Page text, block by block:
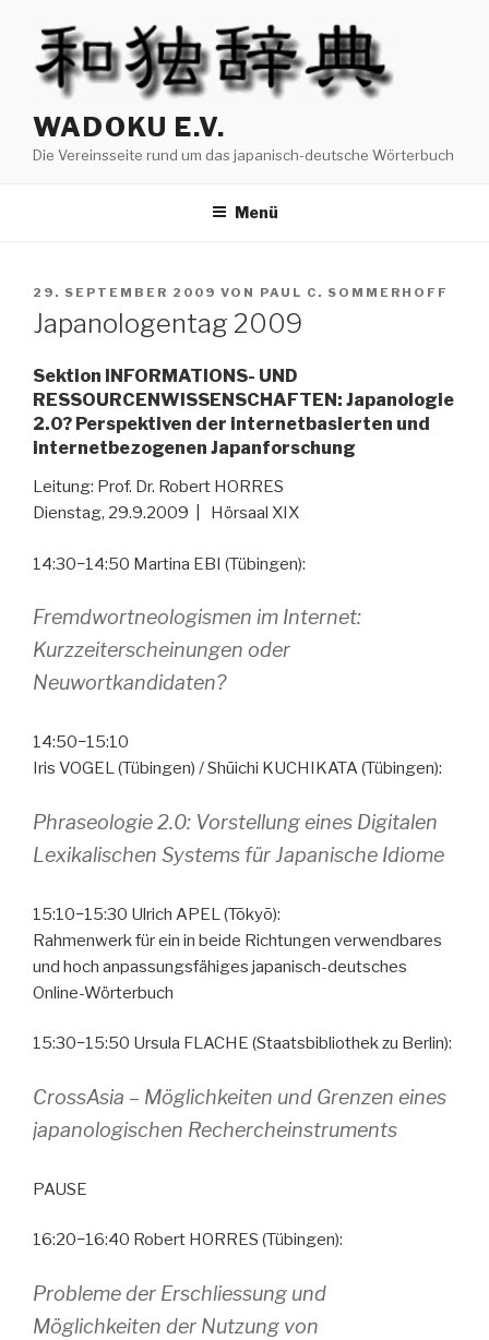
springen
WADOKU E.V.
Die Vereinsseite rund um das japanisch-deutsche Wörterbuch
Menü
VERÖFFENTLICHT
AM
29. SEPTEMBER 2009 VON PAUL C. SOMMERHOFF
Japanologentag 2009
Sektion INFORMATIONS- UND
RESSOURCENWISSENSCHAFTEN: Japanologie
2.0? Perspektiven der internetbasierten und
internetbezogenen Japanforschung
Leitung: Prof. Dr. Robert HORRES
Dienstag, 29.9.2009 | Hörsaal XIX
14:30−14:50 Martina EBI (Tübingen):
Fremdwortneologismen im Internet:
Kurzzeiterscheinungen oder
Neuwortkandidaten?
14:50−15:10
Iris VOGEL (Tübingen) / Shūichi KUCHIKATA (Tübingen):
Phraseologie 2.0: Vorstellung eines Digitalen
Lexikalischen Systems für Japanische Idiome
15:10−15:30 Ulrich APEL (Tōkyō):
Rahmenwerk für ein in beide Richtungen verwendbares
und hoch anpassungsfähiges japanisch-deutsches
Online-Wörterbuch
15:30−15:50 Ursula FLACHE (Staatsbibliothek zu Berlin):
CrossAsia – Möglichkeiten und Grenzen eines
japanologischen Rechercheinstruments
PAUSE
16:20−16:40 Robert HORRES (Tübingen):
Probleme der Erschliessung und
Möglichkeiten der Nutzung von